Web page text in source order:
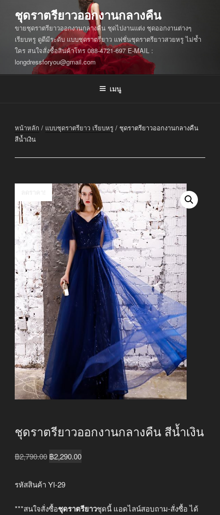
บทความ
ชุดราตรียาวออกงานกลางคืน
ขายชุดราตรียาวออกงานกลางคืน ชุดไปงานแต่ง ชุดออกงานต่างๆ
เรียบหรู ดูดีมีระดับ แบบชุดราตรียาว แฟชั่นชุดราตรียาวสวยหรู ไม่ซ้ำ
ใคร สนใจสั่งซื้อสินค้าโทร 088-4721-697 E-MAIL :
longdressforyou@gmail.com
เมนู
หน้าหลัก / แบบชุดราตรียาว เรียบหรู / ชุดราตรียาวออกงานกลางคืน
สีน้ำเงิน
ชุดราตรียาวออกงานกลางคืน สีน้ำเงิน
฿2,790.00 Original
was:
฿2,290.00Current
รหัสสินค้า YI-29
***สนใจสั่งซื้อชุดราตรียาวชุดนี้ แอดไลน์สอบถาม-สั่งซื้อ ได้